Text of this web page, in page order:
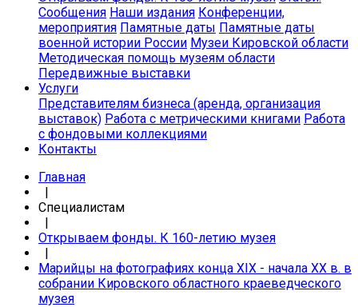
Сообщения Наши издания Конференции,
мероприятия Памятные даты Памятные даты
военной истории России Музеи Кировской области
Методическая помощь музеям области
Передвижные выставки
Услуги
Представителям бизнеса (аренда, организация
выставок) Работа с метрическими книгами Работа
с фондовыми коллекциями
Контакты
Главная
|
Специалистам
|
Открываем фонды. К 160-летию музея
|
Марийцы на фотографиях конца ХIХ - начала ХХ в. в
собрании Кировского областного краеведческого
музея